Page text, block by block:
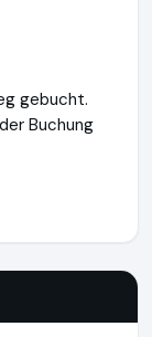
gebucht.
Buchung